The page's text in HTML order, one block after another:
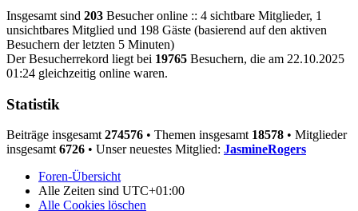
Insgesamt sind 203 Besucher online :: 4 sichtbare Mitglieder, 1
unsichtbares Mitglied und 198 Gäste (basierend auf den aktiven
Besuchern der letzten 5 Minuten)
Der Besucherrekord liegt bei 19765 Besuchern, die am 22.10.2025
01:24 gleichzeitig online waren.
Statistik
Beiträge insgesamt 274576 • Themen insgesamt 18578 • Mitglieder
insgesamt 6726 • Unser neuestes Mitglied: JasmineRogers
Foren-Übersicht
Alle Zeiten sind UTC+01:00
Alle Cookies löschen